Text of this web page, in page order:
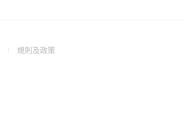
(Open規則及政策(Open